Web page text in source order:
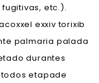
etc.).
exxiv torixib
palmaria palada
durantes
etapade